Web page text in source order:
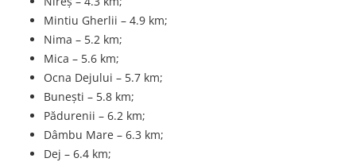
Mintiu Gherlii – 4.9 km;
Nima – 5.2 km;
Mica – 5.6 km;
Ocna Dejului – 5.7 km;
Bunești – 5.8 km;
Pădurenii – 6.2 km;
Dâmbu Mare – 6.3 km;
Dej – 6.4 km;